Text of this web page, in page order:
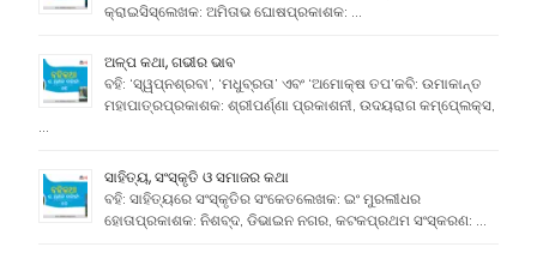
କ୍ରାଇସିସ୍ଲେଖକ: ଅମିତାଭ ଘୋଷପ୍ରକାଶକ: …
ଅଳ୍ପ କଥା, ଗଭୀର ଭାବ
ବହି: ‘ସ୍ୱପ୍ନଶ୍ରବା’, ‘ମଧୁବ୍ରତା’ ଏବଂ ‘ଅମୋକ୍ଷ ତପ’କବି: ଉମାକାନ୍ତ
ମହାପାତ୍ରପ୍ରକାଶକ: ଶ୍ରୀପର୍ଣ୍ଣା ପ୍ରକାଶନୀ, ଉଦୟରାଗ କମ୍ପେ୍ଲକ୍ସ,
ସାହିତ୍ୟ, ସଂସ୍କୃତି ଓ ସମାଜର କଥା
ବହି: ସାହିତ୍ୟରେ ସଂସ୍କୃତିର ସଂକେତଲେଖକ: ଇଂ ମୁରଲୀଧର
ହୋତାପ୍ରକାଶକ: ନିଶବ୍ଦ, ଡିଭାଇନ ନଗର, କଟକପ୍ରଥମ ସଂସ୍କରଣ: …